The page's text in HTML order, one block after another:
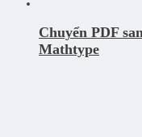
Chuyển PDF
Mathtype